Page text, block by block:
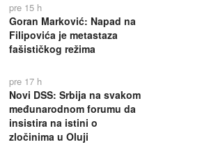
pre 15 h
Goran Marković: Napad na
Filipovića je metastaza
fašističkog režima
pre 17 h
Novi DSS: Srbija na svakom
međunarodnom forumu da
insistira na istini o
zločinima u Oluji